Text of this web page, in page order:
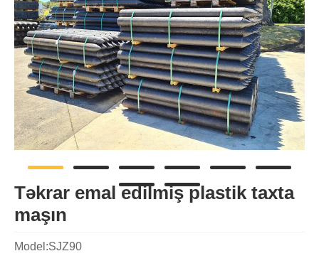
Təkrar emal edilmiş plastik taxta
maşın
Model:SJZ90